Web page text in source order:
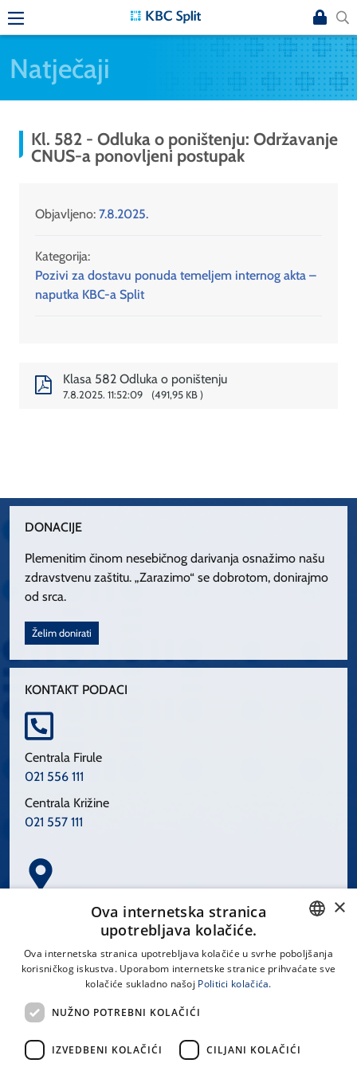
Natječaji
Kl. 582 - Odluka o poništenju: Održavanje
CNUS-a ponovljeni postupak
Objavljeno: 7.8.2025.
Kategorija:
Pozivi za dostavu ponuda temeljem internog akta –
naputka KBC-a Split
Klasa 582 Odluka o poništenju
7.8.2025. 11:52:09 491,95 KB
DONACIJE
Plemenitim činom nesebičnog darivanja osnažimo našu
zdravstvenu zaštitu. „Zarazimo“ se dobrotom, donirajmo
od srca.
Želim donirati
KONTAKT PODACI
Centrala Firule
021 556 111
Centrala Križine
021 557 111
Spinčićeva 1, 21000 Split
LINKOVI
CROATIAN
×
Ova internetska stranica
upotrebljava kolačiće.
Ova internetska stranica upotrebljava kolačiće u svrhe poboljšanja
korisničkog iskustva. Uporabom internetske stranice prihvaćate sve
kolačiće sukladno našoj Politici kolačića.
NUŽNO POTREBNI KOLAČIĆI
IZVEDBENI KOLAČIĆI CILJANI KOLAČIĆI